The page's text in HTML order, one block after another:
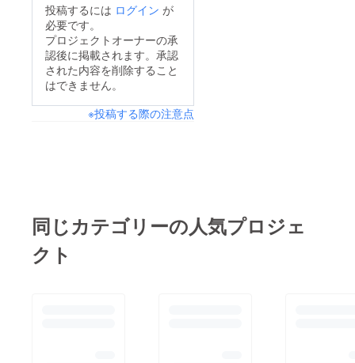
投稿するには ログイン が
必要です。
プロジェクトオーナーの承
認後に掲載されます。承認
された内容を削除すること
はできません。
※投稿する際の注意点
同じカテゴリーの人気プロジェ
クト